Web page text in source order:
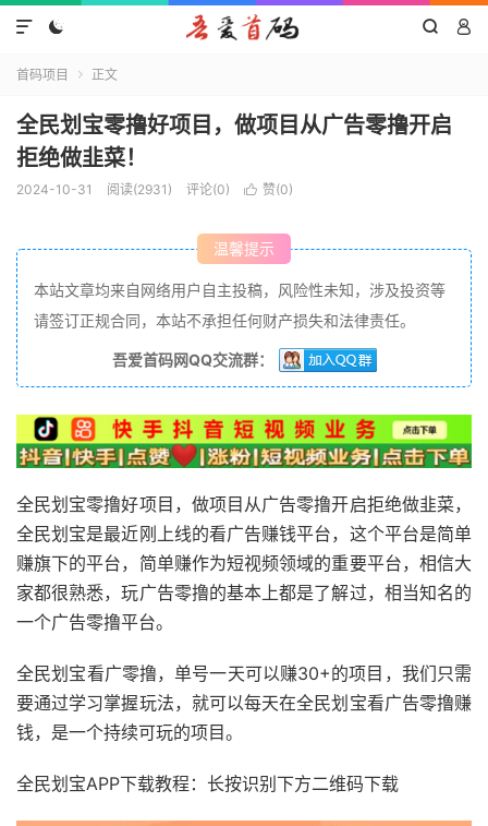
  

首码项目  正文
全民划宝零撸好项目，做项目从广告零撸开启
拒绝做韭菜！
2024-10-31 阅读(2931) 评论(0)  赞(0)
温馨提示
本站文章均来自网络用户自主投稿，风险性未知，涉及投资等
请签订正规合同，本站不承担任何财产损失和法律责任。
吾爱首码网QQ交流群：
全民划宝零撸好项目，做项目从广告零撸开启拒绝做韭菜，
全民划宝是最近刚上线的看广告赚钱平台，这个平台是简单
赚旗下的平台，简单赚作为短视频领域的重要平台，相信大
家都很熟悉，玩广告零撸的基本上都是了解过，相当知名的
一个广告零撸平台。
全民划宝看广零撸，单号一天可以赚30+的项目，我们只需
要通过学习掌握玩法，就可以每天在全民划宝看广告零撸赚
钱，是一个持续可玩的项目。
全民划宝APP下载教程：长按识别下方二维码下载